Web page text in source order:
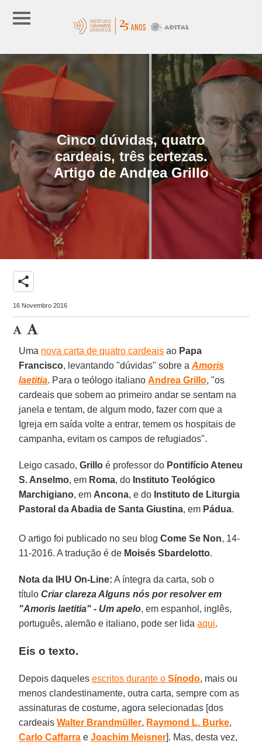
Cinco dúvidas, quatro
cardeais, três certezas.
Artigo de Andrea Grillo
share
16 Novembro 2016
Uma nova carta de quatro cardeais ao Papa
Francisco, levantando "dúvidas" sobre aAmoris
laetitia. Para o teólogo italianoAndrea Grillo, "os
cardeais que sobem ao primeiro andar se sentam na
janela e tentam, de algum modo, fazer com que a
Igreja em saída volte a entrar, temem os hospitais de
campanha, evitam os campos de refugiados".
Leigo casado,Grillo é professor do Pontifício Ateneu
S. Anselmo, em Roma, do Instituto Teológico
Marchigiano, em Ancona, e do Instituto de Liturgia
Pastoral da Abadia de Santa Giustina, em Pádua.
O artigo foi publicado no seu blogCome Se Non, 14-
11-2016. A tradução é de Moisés Sbardelotto.
Nota da IHU On-Line: A íntegra da carta, sob o
títuloCriar clareza Alguns nós por resolver em
"Amoris laetitia" - Um apelo, em espanhol, inglês,
português, alemão e italiano, pode ser lidaaqui.
Eis o texto.
Depois daquelesescritos durante oSínodo, mais ou
menos clandestinamente, outra carta, sempre com as
assinaturas de costume, agora selecionadas [dos
cardeaisWalter Brandmüller, Raymond L. Burke,
Carlo Caffarra eJoachim Meisner]. Mas, desta vez,